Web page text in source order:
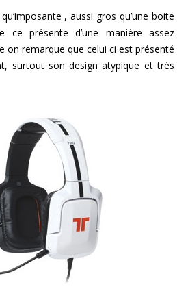
, aussi gros qu’une boite
ce présente d’une manière assez
on remarque que celui ci est présenté
surtout son design atypique et très